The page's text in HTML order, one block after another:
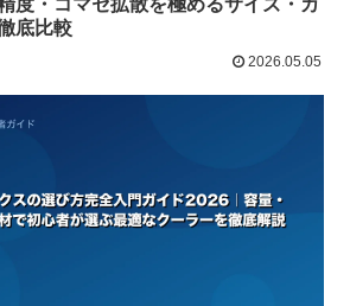
度・コマセ拡散を極めるサイズ・カ
底比較
2026.05.05